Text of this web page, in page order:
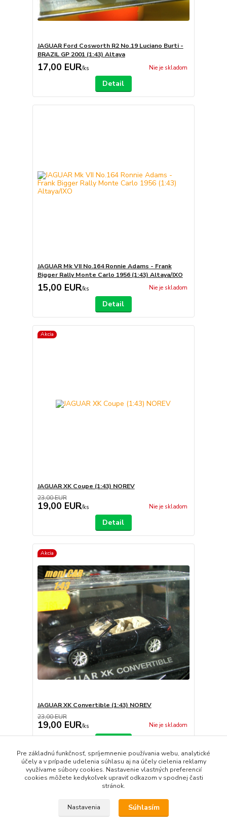
JAGUAR Ford Cosworth R2 No.19 Luciano Burti -
BRAZIL GP 2001 (1:43) Altaya
17,00 EUR/ks Nie je skladom
Detail
JAGUAR Mk VII No.164 Ronnie Adams - Frank
Bigger Rally Monte Carlo 1956 (1:43) Altaya/IXO
15,00 EUR/ks Nie je skladom
Detail
Akcia
JAGUAR XK Coupe (1:43) NOREV
23,00 EUR
19,00 EUR/ks Nie je skladom
Detail
Akcia
JAGUAR XK Convertible (1:43) NOREV
23,00 EUR
19,00 EUR/ks Nie je skladom
strana z 1
Pre základnú funkčnosť, spríjemnenie používania webu, analytické
účely a v prípade udelenia súhlasu aj na účely cielenia reklamy
využívame súbory cookies. Nastavenie vlastných preferencií
cookies môžete kedykoľvek upraviť odkazom v spodnej časti
stránok.
Nastavenia Súhlasím